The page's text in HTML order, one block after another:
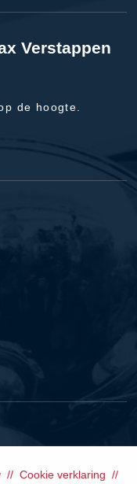
Verstappen
de hoogte.
Cookie verklaring